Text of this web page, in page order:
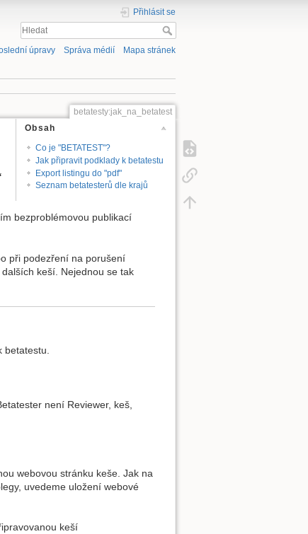
Přihlásit se
úpravy Správa médií Mapa stránek
betatesty:jak_na_betatest
Obsah
Co je "BETATEST"?
Jak připravit podklady k betatestu
Export listingu do "pdf"
Seznam betatesterů dle krajů
bezproblémovou publikací
při podezření na porušení
keší. Nejednou se tak
není Reviewer, keš,
webovou stránku keše. Jak na
uvedeme uložení webové
keší